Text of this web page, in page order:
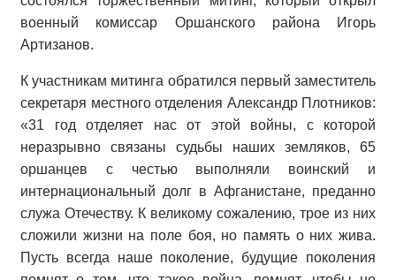
военный комиссар Оршанского района Игорь
Артизанов.
К участникам митинга обратился первый заместитель
секретаря местного отделения Александр Плотников:
«31 год отделяет нас от этой войны, с которой
неразрывно связаны судьбы наших земляков, 65
оршанцев с честью выполняли воинский и
интернациональный долг в Афганистане, преданно
служа Отечеству. К великому сожалению, трое из них
сложили жизни на поле боя, но память о них жива.
Пусть всегда наше поколение, будущие поколения